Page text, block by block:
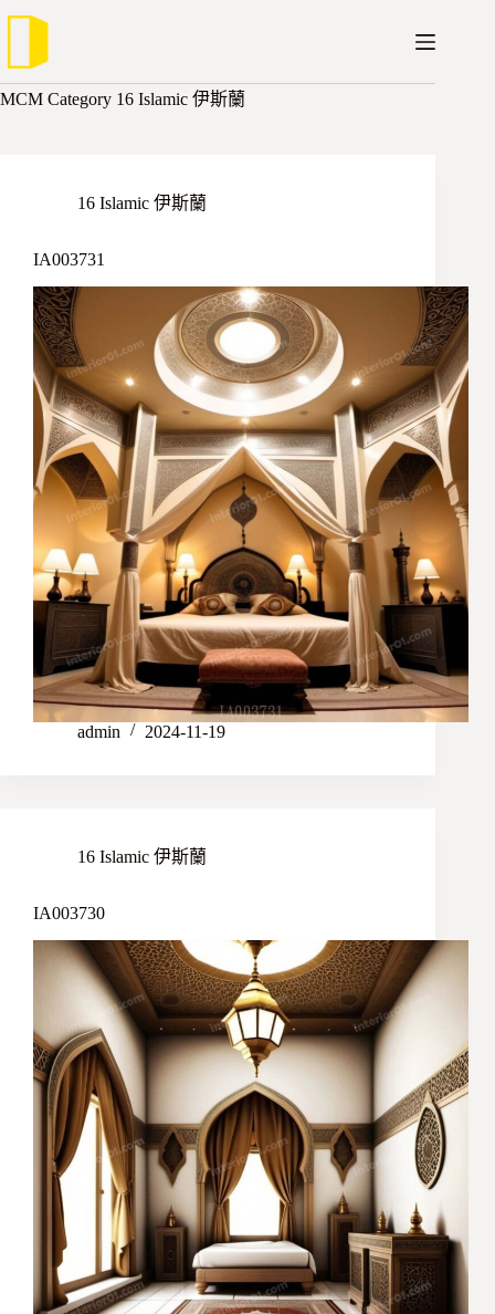
跳
主
要
MCM Category 16 Islamic 伊斯蘭
16 Islamic 伊斯蘭
IA003731
admin 2024-11-19
16 Islamic 伊斯蘭
IA003730